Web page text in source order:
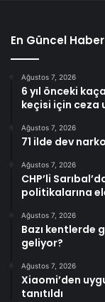
En Güncel
Ağustos 7, 2026
6 yıl önceki
keçisi için ceza
Ağustos 7, 2026
71 ilde dev
Ağustos 7, 2026
CHP’li
politikalarına
Ağustos 7, 2026
Bazı kentlerde
geliyor?
Ağustos 7, 2026
Xiaomi’den
tanıtıldı